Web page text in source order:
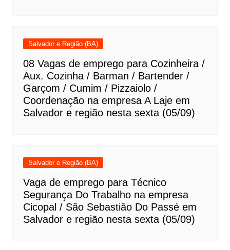
Salvador e Região (BA)
08 Vagas de emprego para Cozinheira /
Aux. Cozinha / Barman / Bartender /
Garçom / Cumim / Pizzaiolo /
Coordenação na empresa A Laje em
Salvador e região nesta sexta (05/09)
Salvador e Região (BA)
Vaga de emprego para Técnico
Segurança Do Trabalho na empresa
Cicopal / São Sebastião Do Passé em
Salvador e região nesta sexta (05/09)